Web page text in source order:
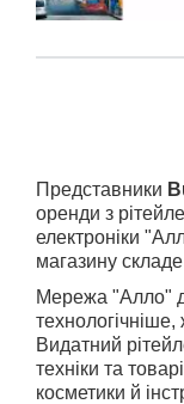
Представники
оренди з
електроніки
магазину
Мережа "Алло"
Видатний
техніки та
косметики й